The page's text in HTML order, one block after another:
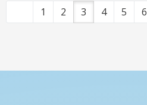
1 2 3 4 5 6